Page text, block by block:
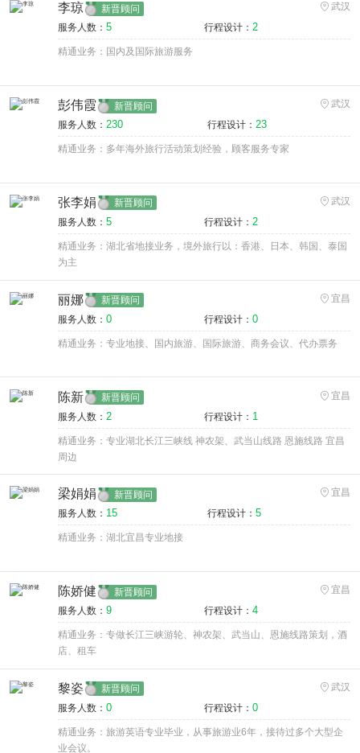
李琼 新晋顾问
武汉
服务人数： 5 行程设计： 2
精通业务：国内及国际旅游服务
彭伟霞 新晋顾问
武汉
服务人数： 230 行程设计： 23
精通业务：多年海外旅行活动策划经验，顾客服务专家
张李娟 新晋顾问
武汉
服务人数： 5 行程设计： 2
精通业务：湖北省地接业务，境外旅行以：香港、日本、韩国、泰国
为主
丽娜 新晋顾问
宜昌
服务人数： 0 行程设计： 0
精通业务：专业地接、国内旅游、国际旅游、商务会议、代办票务
陈新 新晋顾问
宜昌
服务人数： 2 行程设计： 1
精通业务：专业湖北长江三峡线 神农架、武当山线路 恩施线路 宜昌
周边
梁娟娟 新晋顾问
宜昌
服务人数： 15 行程设计： 5
精通业务：湖北宜昌专业地接
陈娇健 新晋顾问
宜昌
服务人数： 9 行程设计： 4
精通业务：专做长江三峡游轮、神农架、武当山、恩施线路策划，酒
店、租车
黎姿 新晋顾问
武汉
服务人数： 0 行程设计： 0
精通业务：旅游英语专业毕业，从事旅游业6年，接待过多个大型企
业会议。